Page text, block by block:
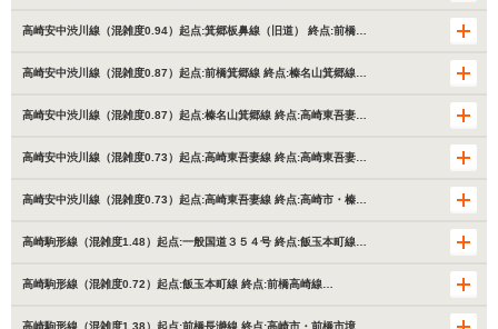
高崎安中渋川線（混雑度0.94）起点:箕郷板鼻線（旧道） 終点:前橋…
高崎安中渋川線（混雑度0.87）起点:前橋箕郷線 終点:榛名山箕郷線…
高崎安中渋川線（混雑度0.87）起点:榛名山箕郷線 終点:高崎東吾妻…
高崎安中渋川線（混雑度0.73）起点:高崎東吾妻線 終点:高崎東吾妻…
高崎安中渋川線（混雑度0.73）起点:高崎東吾妻線 終点:高崎市・榛…
高崎駒形線（混雑度1.48）起点:一般国道３５４号 終点:飯玉本町線…
高崎駒形線（混雑度0.72）起点:飯玉本町線 終点:前橋高崎線…